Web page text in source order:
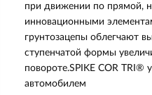
при движении по прямой,
инновационными
грунтозацепы облегчают
ступенчатой формы
повороте.SPIKE COR TRI®
автомобилем